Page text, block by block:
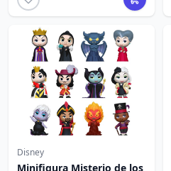
Disney
Minifigura Misterio de los